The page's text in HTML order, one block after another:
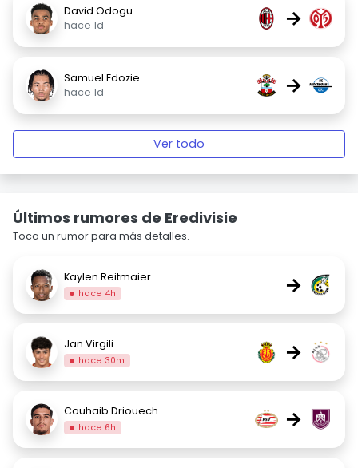
David Odogu
hace 1d
→
Samuel Edozie
hace 1d
→
Ver todo
Últimos rumores de Eredivisie
Toca un rumor para más detalles.
Kaylen Reitmaier
hace 4h →
Jan Virgili
hace 30m →
Couhaib Driouech
hace 6h →